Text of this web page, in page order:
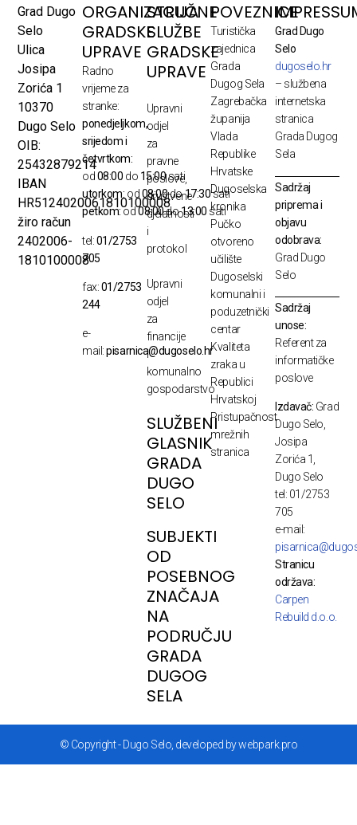
Grad Dugo
Selo
Ulica
Josipa
Zorića 1
10370
Dugo Selo
OIB:
25432879214
IBAN
HR5124020061810100008
žiro račun
2402006-
1810100008
ORGANIZACIJA
GRADSKE
UPRAVE
Radno
vrijeme za
stranke:
ponedjeljkom,
srijedom i
četvrtkom:
od08:00 do 15:00sati
utorkom: od08:00do17:30sati
petkom:od08:00do13:00 sati
tel:01/2753
705
fax:01/2753
244
e-
mail:pisarnica@dugoselo.hr
STRUČNE
SLUŽBE
GRADSKE
UPRAVE
Upravni
odjel
za
pravne
poslove,
društvene
djelatnosti
i
protokol
Upravni
odjel
za
financije
i
komunalno
gospodarstvo
SLUŽBENI
GLASNIK
GRADA
DUGO
SELO
SUBJEKTI
OD
POSEBNOG
ZNAČAJA
NA
PODRUČJU
GRADA
DUGOG
SELA
POVEZNICE
Turistička
zajednica
Grada
Dugog Sela
Zagrebačka
županija
Vlada
Republike
Hrvatske
Dugoselska
kronika
Pučko
otvoreno
učilište
Dugoselski
komunalni i
poduzetnički
centar
Kvaliteta
zraka u
Republici
Hrvatskoj
Pristupačnost
mrežnih
stranica
Grad Dugo
Selo
dugoselo.hr
– službena
internetska
stranica
Grada Dugog
Sela
Sadržaj
priprema i
objavu
odobrava:
Grad Dugo
Selo
Sadržaj
unose:
Referent za
informatičke
poslove
Izdavač: Grad
Dugo Selo,
Josipa
Zorića 1,
Dugo Selo
tel: 01/2753
705
e-mail:
Stranicu
održava:
Carpen
Rebuild d.o.o.
© Copyright - Dugo Selo, developed by webpark.pro